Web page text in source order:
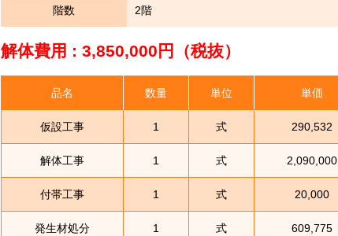
階数 2階
解体費用 : 3,850,000円（税抜）
品名 数量 単位 単価
仮設工事 1 式 290,532
解体工事 1 式 2,090,000
付帯工事 1 式 20,000
発生材処分 1 式 609,775